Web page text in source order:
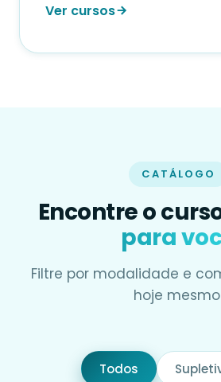
Ver cursos
CATÁLOGO
Encontre o
para
Filtre por modalidade e
hoje
Todos